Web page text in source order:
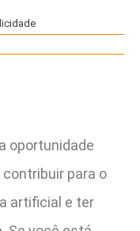
oportunidade
contribuir para o
artificial e ter